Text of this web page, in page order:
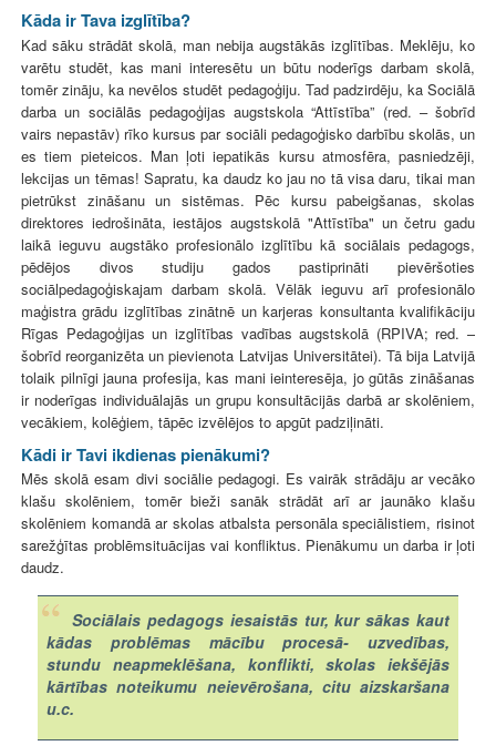
Kāda ir Tava izglītība?
Kad sāku strādāt skolā, man nebija augstākās izglītības. Meklēju, ko
varētu studēt, kas mani interesētu un būtu noderīgs darbam skolā,
tomēr zināju, ka nevēlos studēt pedagoģiju. Tad padzirdēju, ka Sociālā
darba un sociālās pedagoģijas augstskola “Attīstība” (red. – šobrīd
vairs nepastāv) rīko kursus par sociāli pedagoģisko darbību skolās, un
es tiem pieteicos. Man ļoti iepatikās kursu atmosfēra, pasniedzēji,
lekcijas un tēmas! Sapratu, ka daudz ko jau no tā visa daru, tikai man
pietrūkst zināšanu un sistēmas. Pēc kursu pabeigšanas, skolas
direktores iedrošināta, iestājos augstskolā "Attīstība" un četru gadu
laikā ieguvu augstāko profesionālo izglītību kā sociālais pedagogs,
pēdējos divos studiju gados pastiprināti pievēršoties
sociālpedagoģiskajam darbam skolā. Vēlāk ieguvu arī profesionālo
maģistra grādu izglītības zinātnē un karjeras konsultanta kvalifikāciju
Rīgas Pedagoģijas un izglītības vadības augstskolā (RPIVA; red. –
šobrīd reorganizēta un pievienota Latvijas Universitātei). Tā bija Latvijā
tolaik pilnīgi jauna profesija, kas mani ieinteresēja, jo gūtās zināšanas
ir noderīgas individuālajās un grupu konsultācijās darbā ar skolēniem,
vecākiem, kolēģiem, tāpēc izvēlējos to apgūt padziļināti.
Kādi ir Tavi ikdienas pienākumi?
Mēs skolā esam divi sociālie pedagogi. Es vairāk strādāju ar vecāko
klašu skolēniem, tomēr bieži sanāk strādāt arī ar jaunāko klašu
skolēniem komandā ar skolas atbalsta personāla speciālistiem, risinot
sarežģītas problēmsituācijas vai konfliktus. Pienākumu un darba ir ļoti
daudz.
Sociālais pedagogs iesaistās tur, kur sākas kaut
kādas problēmas mācību procesā- uzvedības,
stundu neapmeklēšana, konflikti, skolas iekšējās
kārtības noteikumu neievērošana, citu aizskaršana
u.c.